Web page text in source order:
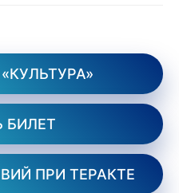
БИЛЕТ
ПРИ ТЕРАКТЕ